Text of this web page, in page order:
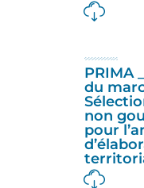
PRIMA
du
non
pour